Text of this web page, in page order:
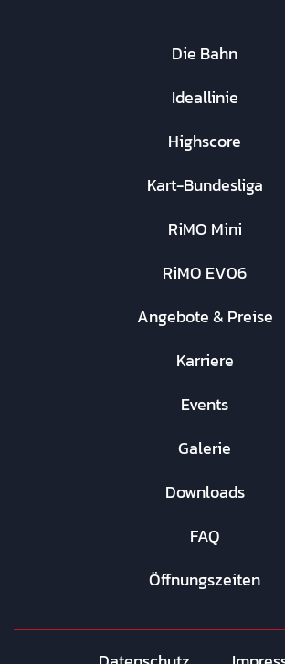
Die Bahn
Ideallinie
Highscore
Kart-Bundesliga
RiMO Mini
RiMO EV06
Angebote & Preise
Karriere
Events
Galerie
Downloads
FAQ
Öffnungszeiten